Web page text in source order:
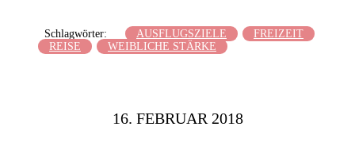
Schlagwörter: AUSFLUGSZIELE
FREIZEIT
REISE
WEIBLICHE STÄRKE
16. FEBRUAR 2018